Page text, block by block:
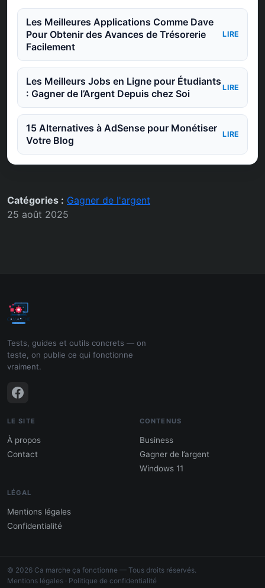
Les Meilleures Applications Comme Dave
Pour Obtenir des Avances de Trésorerie
Facilement
LIRE
Les Meilleurs Jobs en Ligne pour Étudiants
: Gagner de l’Argent Depuis chez Soi
LIRE
15 Alternatives à AdSense pour Monétiser
Votre Blog
LIRE
Catégories : Gagner de l'argent
25 août 2025
Tests, guides et outils concrets — on
teste, on publie ce qui fonctionne
vraiment.
LE SITE
À propos
Contact
CONTENUS
Business
Gagner de l’argent
Windows 11
LÉGAL
Mentions légales
Confidentialité
© 2026 Ca marche ça fonctionne — Tous droits réservés.
Mentions légales · Politique de confidentialité
l'argent
Gagne 300 € – 5 000 € / mois · Guide testé